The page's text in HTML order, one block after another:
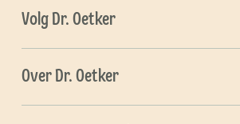
Volg Dr. Oetker
Over Dr. Oetker